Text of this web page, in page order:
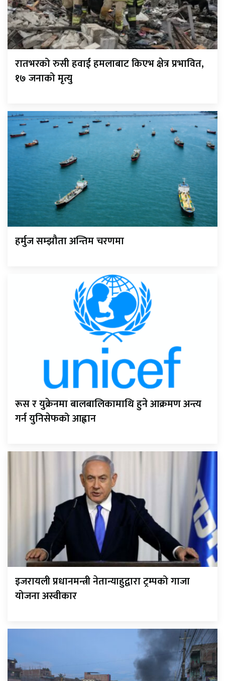
रातभरको रुसी हवाई हमलाबाट किएभ क्षेत्र प्रभावित,
१७ जनाको मृत्यु
हर्मुज सम्झौता अन्तिम चरणमा
रूस र युक्रेनमा बालबालिकामाथि हुने आक्रमण अन्त्य
गर्न युनिसेफको आह्वान
इजरायली प्रधानमन्त्री नेतान्याहुद्वारा ट्रम्पको गाजा
योजना अस्वीकार